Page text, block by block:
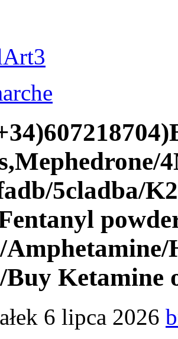
5cladba/
Ketamine
6 lipca 2026